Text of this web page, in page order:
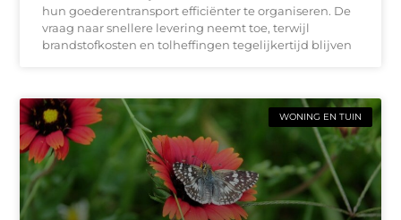
hun goederentransport efficiënter te organiseren. De
vraag naar snellere levering neemt toe, terwijl
brandstofkosten en tolheffingen tegelijkertijd blijven
WONING EN TUIN